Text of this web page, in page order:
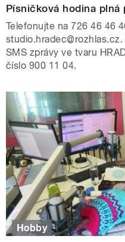
Písničková hodina plná
Telefonujte na 726 46 46
SMS zprávy ve tvaru
číslo 900 11 04.
Hobby